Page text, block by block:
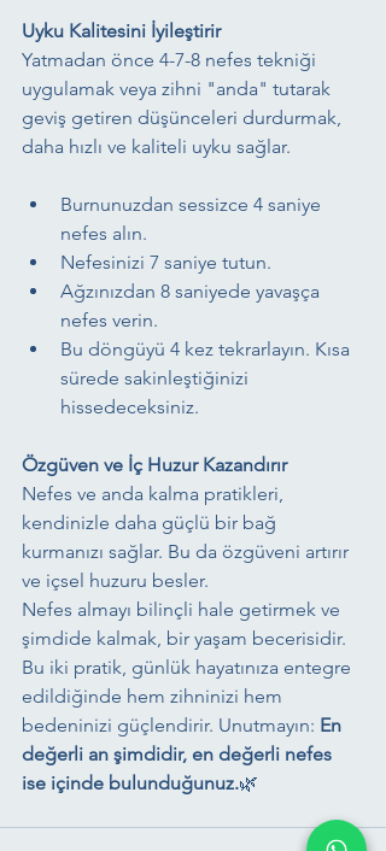
Uyku Kalitesini İyileştirir
Yatmadan önce 4-7-8 nefes tekniği
uygulamak veya zihni "anda" tutarak
geviş getiren düşünceleri durdurmak,
daha hızlı ve kaliteli uyku sağlar.
Burnunuzdan sessizce 4 saniye
nefes alın.
Nefesinizi 7 saniye tutun.
Ağzınızdan 8 saniyede yavaşça
nefes verin.
Bu döngüyü 4 kez tekrarlayın. Kısa
sürede sakinleştiğinizi
hissedeceksiniz.
Özgüven ve İç Huzur Kazandırır
Nefes ve anda kalma pratikleri,
kendinizle daha güçlü bir bağ
kurmanızı sağlar. Bu da özgüveni artırır
ve içsel huzuru besler.
Nefes almayı bilinçli hale getirmek ve
şimdide kalmak, bir yaşam becerisidir.
Bu iki pratik, günlük hayatınıza entegre
edildiğinde hem zihninizi hem
bedeninizi güçlendirir. Unutmayın: En
değerli an şimdidir, en değerli nefes
ise içinde bulunduğunuz.🌿